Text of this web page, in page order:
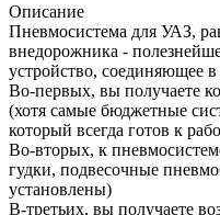
Описание
Пневмосистема для УАЗ,
внедорожника -
устройство, соединяющее
Во-первых, вы получаете
(хотя самые бюджетные
который всегда готов к
Во-вторых, к
гудки, подвесочные
установлены)
В-третьих, вы получаете